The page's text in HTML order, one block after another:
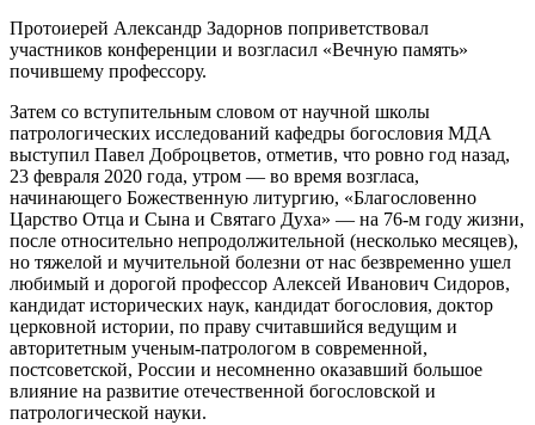
Протоиерей Александр Задорнов поприветствовал
участников конференции и возгласил «Вечную память»
почившему профессору.
Затем со вступительным словом от научной школы
патрологических исследований кафедры богословия МДА
выступил Павел Доброцветов, отметив, что ровно год назад,
23 февраля 2020 года, утром — во время возгласа,
начинающего Божественную литургию, «Благословенно
Царство Отца и Сына и Святаго Духа» — на 76-м году жизни,
после относительно непродолжительной (несколько месяцев),
но тяжелой и мучительной болезни от нас безвременно ушел
любимый и дорогой профессор Алексей Иванович Сидоров,
кандидат исторических наук, кандидат богословия, доктор
церковной истории, по праву считавшийся ведущим и
авторитетным ученым-патрологом в современной,
постсоветской, России и несомненно оказавший большое
влияние на развитие отечественной богословской и
патрологической науки.